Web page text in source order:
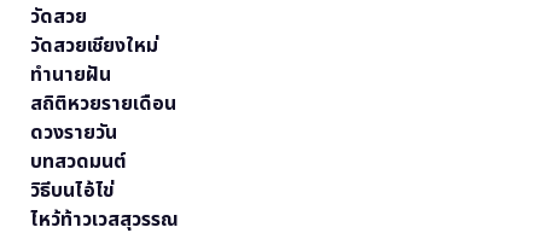
วัดสวย
วัดสวยเชียงใหม่
ทำนายฝัน
สถิติหวยรายเดือน
ดวงรายวัน
บทสวดมนต์
วิธีบนไอ้ไข่
ไหว้ท้าวเวสสุวรรณ